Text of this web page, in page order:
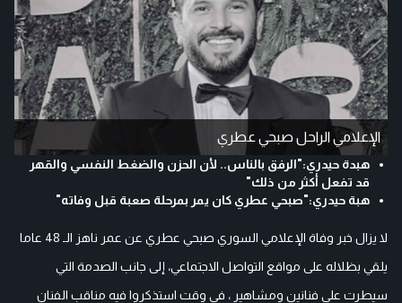
الإعلامي الراحل صبحي عطري
هبدة حيدري:"الرفق بالناس.. لأن الحزن والضغط النفسي والقهر
قد تفعل أكثر من ذلك"
هبة حيدري:"صبحي عطري كان يمر بمرحلة صعبة قبل وفاته"
لا يزال خبر وفاة الإعلامي السوري صبحي عطري عن عمر ناهز الـ 48 عاما
يلقي بظلاله على مواقع التواصل الاجتماعي، إلى جانب الصدمة التي
سيطرت على فنانين ومشاهير ، في وقت استذكروا فيه مناقب الفنان